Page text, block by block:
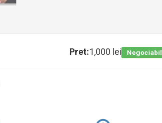
Pret:1,000 lei Negociabil